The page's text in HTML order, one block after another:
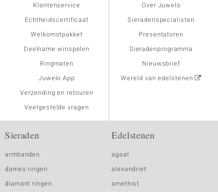
Klantenservice
Echtheidscertificaat
Welkomstpakket
Deelname winspelen
Ringmaten
Juwelo App
Verzending en retouren
Veelgestelde vragen
Over Juwelo
Sieradenspecialisten
Presentatoren
Sieradenprogramma
Nieuwsbrief
Wereld van edelstenen
Sieraden
armbanden
dames ringen
diamant ringen
Edelstenen
agaat
alexandriet
amethist